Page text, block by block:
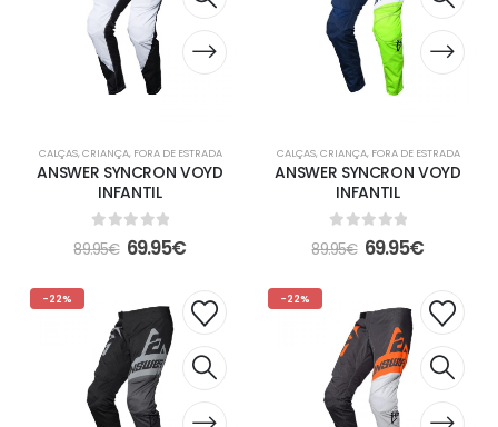
CALÇAS,CRIANÇA, FORA DE ESTRADA
ANSWER SYNCRON VOYD
INFANTIL
out of 5
89.95€ 69.95€
CALÇAS,CRIANÇA, FORA DE ESTRADA
ANSWER SYNCRON VOYD
INFANTIL
out of 5
89.95€ 69.95€
-22% -22%